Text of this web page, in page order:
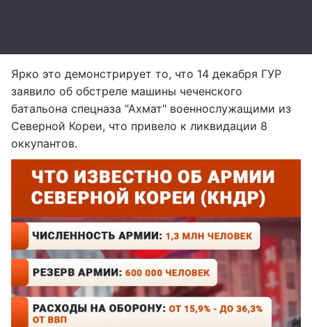
Ярко это демонстрирует то, что 14 декабря ГУР
заявило об обстреле машины чеченского
батальона спецназа "Ахмат" военнослужащими из
Северной Кореи, что привело к ликвидации 8
оккупантов.